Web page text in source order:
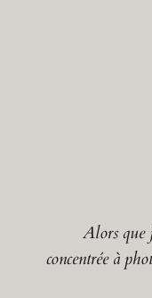
Alors que
concentrée à